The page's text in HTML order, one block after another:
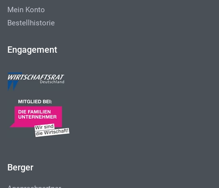
Mein Konto
Bestellhistorie
Engagement
Berger